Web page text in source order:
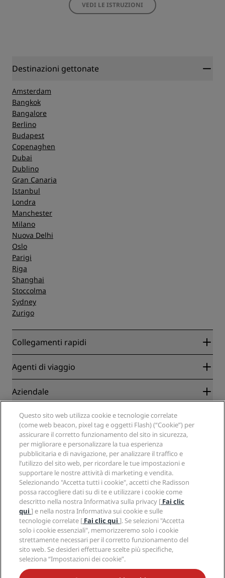
VEDI LE ISTRUZIONI
Destinazioni gettonate
Amsterdam
Bangkok
Bangalore
Berlino
Budapest
Copenaghen
Dubai
Dublino
Gran Canaria
Istanbul
Londra
Manchester
Milano
Nuova Delhi
Oslo
Parigi
Riga
Shanghai
Stoccolma
Sydney
Zurigo
Collegamenti rapidi
Radisson Rewards
Blog
APP Radisson Hotels
Hotel Approvati per sport
Hotel per famiglie
Salute e sicurezza
Agenti di viaggio
Partner
Agenti di viaggio
Aziendale
Radisson Hotel Group
Media
Opportunità di lavoro in RHG
Opportunità di lavoro in PPHE
Opportunità di lavoro in EHL
The Club by RHG
Opportunità di sviluppo
Responsible Business
Approvvigionamento
Note legali
Centro sulla privacy
Note legali
Termini e condizioni di Radisson Rewards
Termini e condizioni di utilizzo del sito
Accessibilità digitale
Dichiarazione sulla schiavitù moderna
Aiuto
Avvisi per i consumatori
Contatti
Domande frequenti
Mappa del sito
Social media
Marchi Radisson Hotels
Questo sito web utilizza cookie e tecnologie correlate
(come web beacon, pixel tag e oggetti Flash) (“Cookie”) per
assicurare il corretto funzionamento del sito in sicurezza,
per migliorare e personalizzare la tua esperienza
pubblicitaria e di navigazione, per analizzare il traffico e
l’utilizzo del sito web, per ricordare le tue impostazioni e
supportare le nostre attività di marketing e vendita.
Selezionando "Accetta tutti i cookie", accetti che Radisson
possa raccogliere dati su di te e utilizzare i cookie come
descritto nella nostra Informativa sulla privacy [ Fai clic
qui] e nella nostra Informativa sui cookie e sulle
tecnologie correlate [ Fai clic qui]. Se selezioni "Accetta
solo i cookie essenziali", memorizzeremo solo i cookie
strettamente necessari per il corretto funzionamento del
sito web. Se desideri effettuare scelte più specifiche,
seleziona “Impostazioni dei cookie”.